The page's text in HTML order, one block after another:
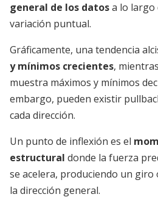
general de los datosa lo largo
variación puntual.
Gráficamente, una tendencia
y mínimos crecientes,
muestra máximos y mínimos
embargo, pueden existir
cada dirección.
Un punto de inflexión es el
estructural donde la fuerza
se acelera, produciendo un giro
la dirección general.